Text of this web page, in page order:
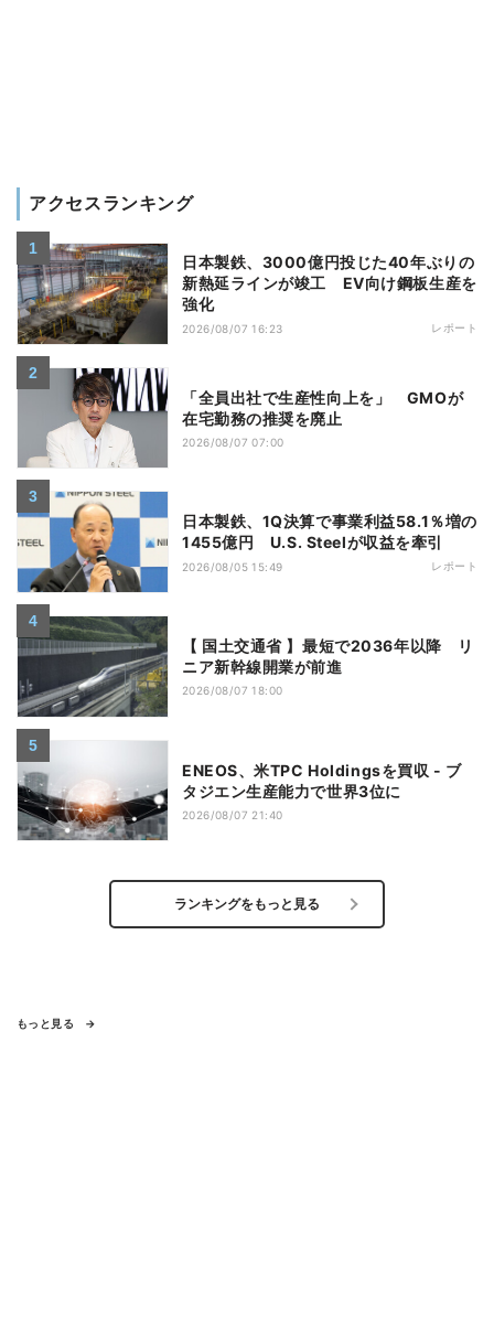
アクセスランキング
日本製鉄、3000億円投じた40年ぶりの
新熱延ラインが竣工 EV向け鋼板生産を
強化
2026/08/07 16:23 レポート
「全員出社で生産性向上を」 GMOが
在宅勤務の推奨を廃止
2026/08/07 07:00
日本製鉄、1Q決算で事業利益58.1％増の
1455億円 U.S. Steelが収益を牽引
2026/08/05 15:49 レポート
【 国土交通省 】最短で2036年以降 リ
ニア新幹線開業が前進
2026/08/07 18:00
ENEOS、米TPC Holdingsを買収 - ブ
タジエン生産能力で世界3位に
2026/08/07 21:40
ランキングをもっと見る
もっと見る